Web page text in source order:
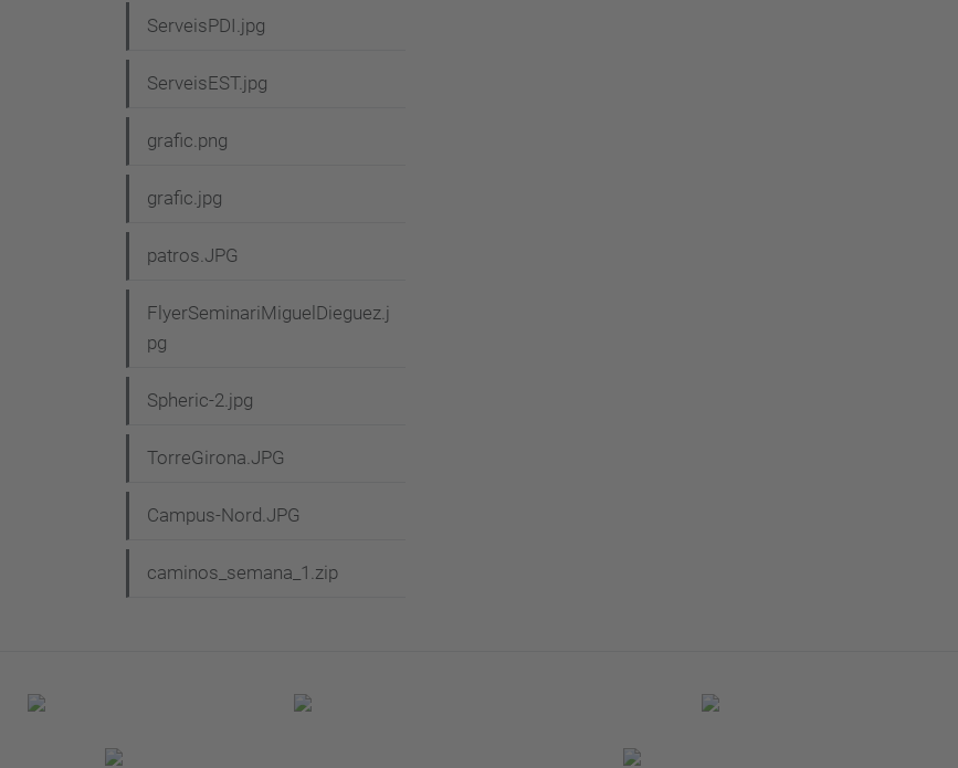
ServeisPDI.jpg
ServeisEST.jpg
grafic.png
grafic.jpg
patros.JPG
FlyerSeminariMiguelDieguez.j
pg
Spheric-2.jpg
TorreGirona.JPG
Campus-Nord.JPG
caminos_semana_1.zip